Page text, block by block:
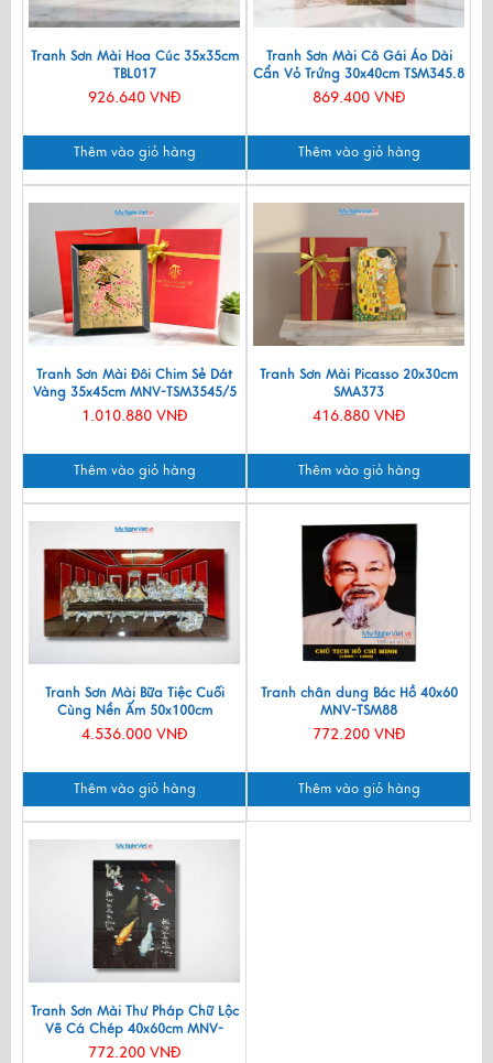
Tranh Sơn Mài Hoa Cúc 35x35cm
TBL017
926.640 VNĐ
Thêm vào giỏ hàng
Tranh Sơn Mài Cô Gái Áo Dài
Cẩn Vỏ Trứng 30x40cm TSM345.8
869.400 VNĐ
Thêm vào giỏ hàng
Tranh Sơn Mài Đôi Chim Sẻ Dát
Vàng 35x45cm MNV-TSM3545/5
1.010.880 VNĐ
Thêm vào giỏ hàng
Tranh Sơn Mài Picasso 20x30cm
SMA373
416.880 VNĐ
Thêm vào giỏ hàng
Tranh Sơn Mài Bữa Tiệc Cuối
Cùng Nền Ấm 50x100cm
TSM5010
4.536.000 VNĐ
Thêm vào giỏ hàng
Tranh chân dung Bác Hồ 40x60
MNV-TSM88
772.200 VNĐ
Thêm vào giỏ hàng
Tranh Sơn Mài Thư Pháp Chữ Lộc
Vẽ Cá Chép 40x60cm MNV-
SMA301
772.200 VNĐ